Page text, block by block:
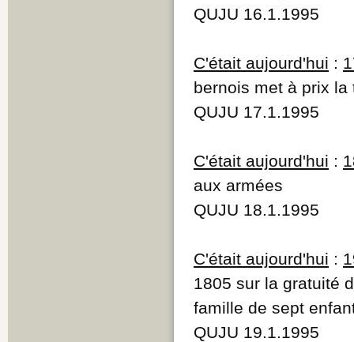
QUJU 16.1.1995
C'était aujourd'hui :
bernois met à prix
QUJU 17.1.1995
C'était aujourd'hui :
aux armées
QUJU 18.1.1995
C'était aujourd'hui :
1805 sur la gratuité
famille de sept
QUJU 19.1.1995